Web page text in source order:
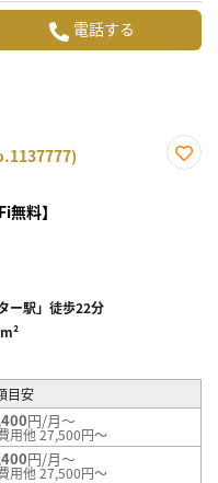
電話する
無料】
ー駅」徒歩22分
目安
円/月～
用他 27,500円～
円/月～
用他 27,500円～